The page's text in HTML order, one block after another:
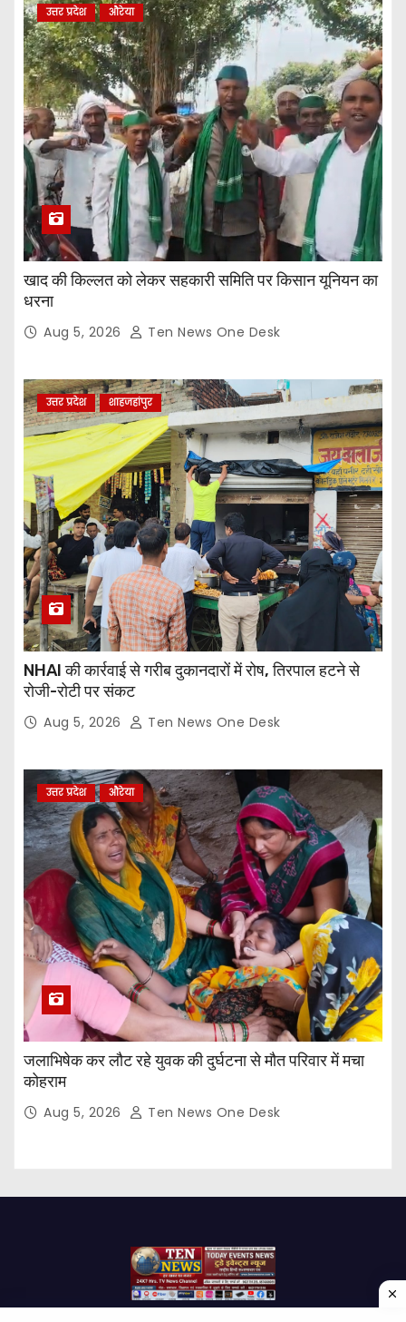
उत्तर प्रदेश औरेया
खाद की किल्लत को लेकर सहकारी समिति पर किसान यूनियन का
धरना
Aug 5, 2026 Ten News One Desk
उत्तर प्रदेश शाहजहांपुर
NHAI की कार्रवाई से गरीब दुकानदारों में रोष, तिरपाल हटने से
रोजी-रोटी पर संकट
Aug 5, 2026 Ten News One Desk
उत्तर प्रदेश औरेया
जलाभिषेक कर लौट रहे युवक की दुर्घटना से मौत परिवार में मचा
कोहराम
Aug 5, 2026 Ten News One Desk